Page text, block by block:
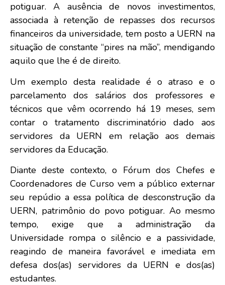
potiguar. A ausência de novos investimentos,
associada à retenção de repasses dos recursos
financeiros da universidade, tem posto a UERN na
situação de constante “pires na mão”, mendigando
aquilo que lhe é de direito.
Um exemplo desta realidade é o atraso e o
parcelamento dos salários dos professores e
técnicos que vêm ocorrendo há 19 meses, sem
contar o tratamento discriminatório dado aos
servidores da UERN em relação aos demais
servidores da Educação.
Diante deste contexto, o Fórum dos Chefes e
Coordenadores de Curso vem a público externar
seu repúdio a essa política de desconstrução da
UERN, patrimônio do povo potiguar. Ao mesmo
tempo, exige que a administração da
Universidade rompa o silêncio e a passividade,
reagindo de maneira favorável e imediata em
defesa dos(as) servidores da UERN e dos(as)
estudantes.